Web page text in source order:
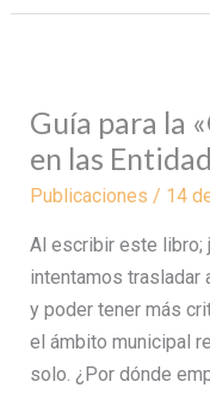
Guía para la
en las
Publicaciones / 14
Al escribir este libro;
intentamos trasladar
y poder tener más
el ámbito municipal
solo. ¿Por dónde
la
«Gestión
Energética»
las
Entidades
Locales